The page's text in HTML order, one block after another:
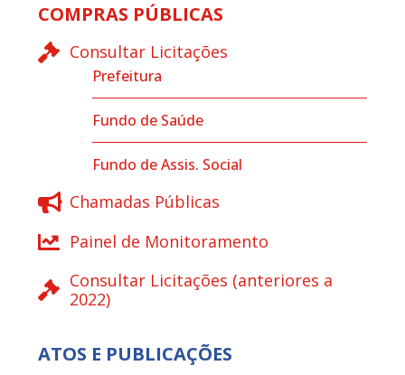
COMPRAS PÚBLICAS
Consultar Licitações
Prefeitura
Fundo de Saúde
Fundo de Assis. Social
Chamadas Públicas
Painel de Monitoramento
Consultar Licitações (anteriores a
2022)
ATOS E PUBLICAÇÕES